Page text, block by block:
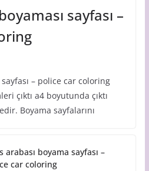
sayfası –
sayfası – police car coloring
çıktı a4 boyutunda çıktı
Boyama sayfalarını
arabası boyama sayfası –
car coloring